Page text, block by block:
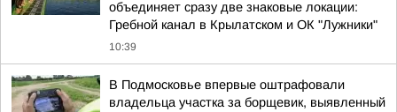
объединяет сразу две знаковые локации:
Гребной канал в Крылатском и ОК "Лужники"
10:39
В Подмосковье впервые оштрафовали
владельца участка за борщевик, выявленный